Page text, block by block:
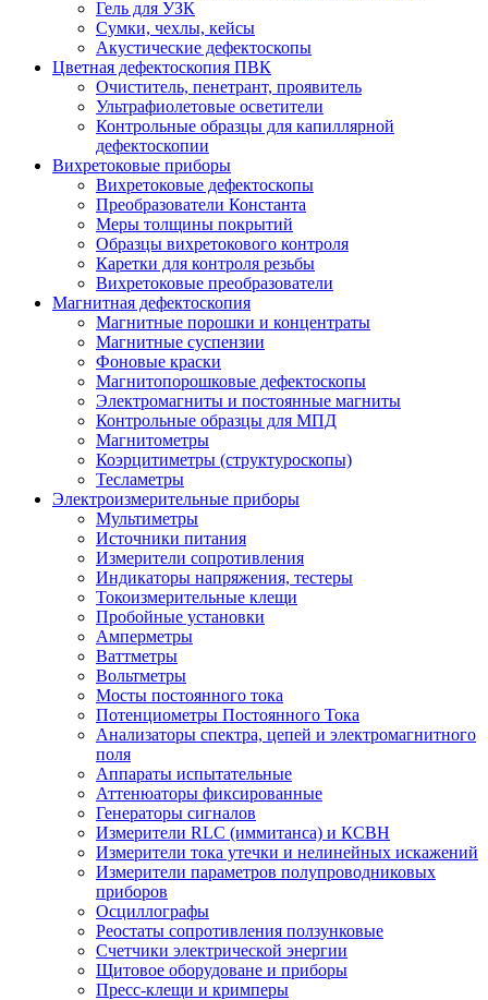
Гель для УЗК
Сумки, чехлы, кейсы
Акустические дефектоскопы
Цветная дефектоскопия ПВК
Очиститель, пенетрант, проявитель
Ультрафиолетовые осветители
Контрольные образцы для капиллярной
дефектоскопии
Вихретоковые приборы
Вихретоковые дефектоскопы
Преобразователи Константа
Меры толщины покрытий
Образцы вихретокового контроля
Каретки для контроля резьбы
Вихретоковые преобразователи
Магнитная дефектоскопия
Магнитные порошки и концентраты
Магнитные суспензии
Фоновые краски
Магнитопорошковые дефектоскопы
Электромагниты и постоянные магниты
Контрольные образцы для МПД
Магнитометры
Коэрцитиметры (структуроскопы)
Тесламетры
Электроизмерительные приборы
Мультиметры
Источники питания
Измерители сопротивления
Индикаторы напряжения, тестеры
Токоизмерительные клещи
Пробойные установки
Амперметры
Ваттметры
Вольтметры
Мосты постоянного тока
Потенциометры Постоянного Тока
Анализаторы спектра, цепей и электромагнитного
поля
Аппараты испытательные
Аттенюаторы фиксированные
Генераторы сигналов
Измерители RLC (иммитанса) и КСВН
Измерители тока утечки и нелинейных искажений
Измерители параметров полупроводниковых
приборов
Осциллографы
Реостаты сопротивления ползунковые
Счетчики электрической энергии
Щитовое оборудоване и приборы
Пресс-клещи и кримперы